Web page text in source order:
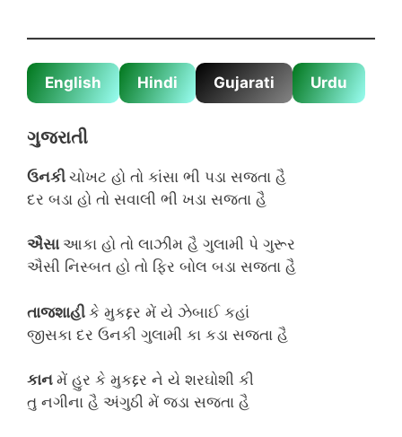
English Hindi Gujarati Urdu
ગુજરાતી
ઉનકી ચોખટ હો તો કાંસા ભી પડા સજતા હૈ
દર બડા હો તો સવાલી ભી ખડા સજતા હૈ
ઐસા આકા હો તો લાઝીમ હૈ ગુલામી પે ગુરૂર
ઐસી નિસ્બત હો તો ફિર બોલ બડા સજતા હૈ
તાજશાહી કે મુકદ્દર મેં યે ઝેબાઈ કહાં
જીસકા દર ઉનકી ગુલામી કા કડા સજતા હૈ
કાન મેં હુર કે મુકદ્દર ને યે શરઘોશી કી
તુ નગીના હૈ અંગુઠી મેં જડા સજતા હૈ